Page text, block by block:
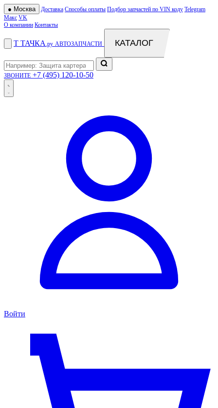
● Москва Доставка Способы оплаты Подбор запчастей по VIN коду Telegram
Макс VK
О компании Контакты
Т ТАЧКА .ру АВТОЗАПЧАСТИ КАТАЛОГ
ЗВОНИТЕ +7 (495) 120-10-50
Войти